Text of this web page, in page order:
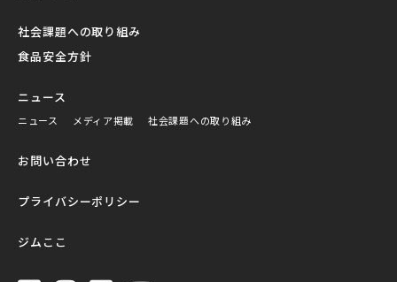
社会課題への取り組み
食品安全方針
ニュース
ニュース メディア掲載 社会課題への取り組み
お問い合わせ
プライバシーポリシー
ジムここ